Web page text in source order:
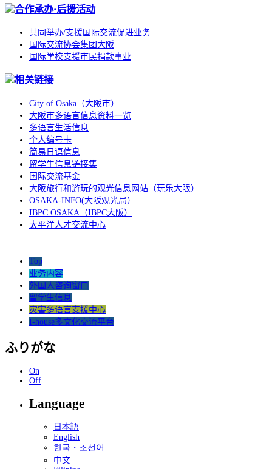
合作承办·后援活动
共同举办/支援国际交流促进业务
国际交流协会集团大阪
国际学校支援市民捐款事业
相关链接
City of Osaka（大阪市）
大阪市多语言信息资料一览
多语言生活信息
个人编号卡
简易日语信息
留学生信息链接集
国际交流基金
大阪旅行和游玩的观光信息网站（玩乐大阪）
OSAKA-INFO(大阪观光局）
IBPC OSAKA（IBPC大阪）
太平洋人才交流中心
Top
业务内容
外国人咨询窗口
留学生信息
灾害多语言支援中心
I-house多文化交流平台
ふりがな
On
Off
Language
日本語
English
한국・조선어
中文